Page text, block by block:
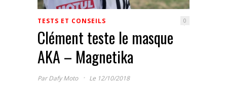
TESTS ET CONSEILS 0
Clément teste le masque
AKA – Magnetika
ParDafy Moto · Le 12/10/2018